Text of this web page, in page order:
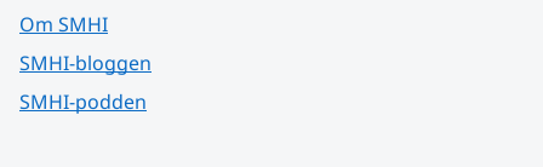
Om SMHI
SMHI-bloggen
SMHI-podden